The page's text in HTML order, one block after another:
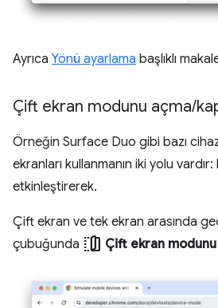
Ayrıca Yönü ayarlama başlıklı
Çift ekran modunu açma/
Örneğin Surface Duo gibi bazı
ekranları kullanmanın iki yolu
etkinleştirerek.
Çift ekran ve tek ekran arasında
çubuğunda devices_fold Çift ekran